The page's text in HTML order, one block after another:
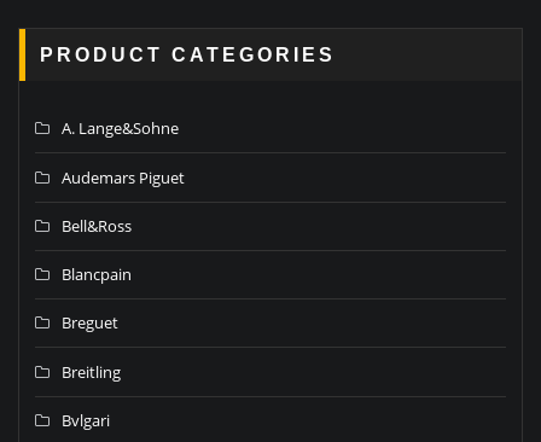
PRODUCT CATEGORIES
A. Lange&Sohne
Audemars Piguet
Bell&Ross
Blancpain
Breguet
Breitling
Bvlgari